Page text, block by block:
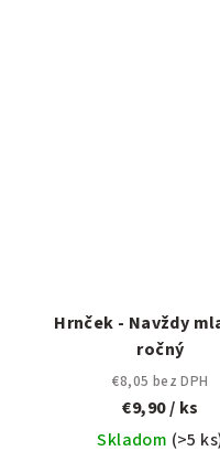
Hrnček - Navždy
ročný
€8,05 bez DPH
€9,90/ ks
Skladom (>5